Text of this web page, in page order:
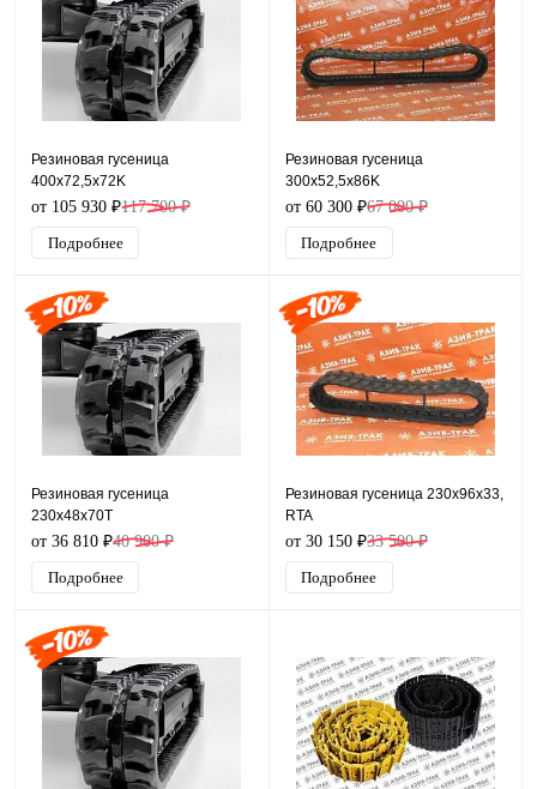
Резиновая гусеница
400x72,5x72K
от 105 930 ₽117 700 ₽
Подробнее
Резиновая гусеница
300x52,5x86K
от 60 300 ₽67 000 ₽
Подробнее
Резиновая гусеница
230x48x70T
от 36 810 ₽40 900 ₽
Подробнее
Резиновая гусеница 230x96x33,
RTA
от 30 150 ₽33 500 ₽
Подробнее